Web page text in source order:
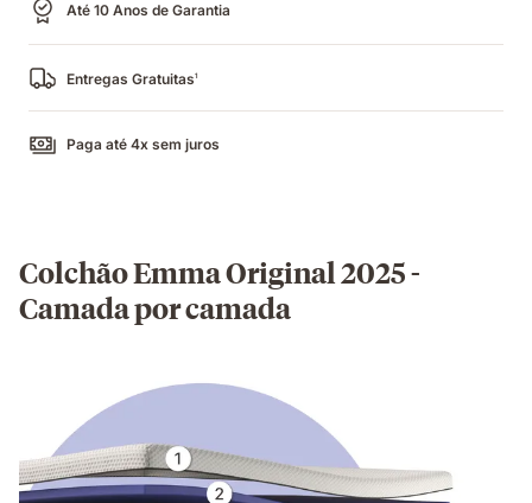
Até 10 Anos de Garantia
Entregas Gratuitas1
Paga até 4x sem juros
Colchão Emma Original 2025 -
Camada por camada